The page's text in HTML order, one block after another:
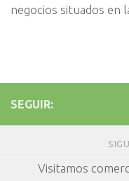
negocios situados en
SEGUIR:
Visitamos